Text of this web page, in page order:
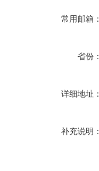
常用邮箱：
省份：
详细地址：
补充说明：